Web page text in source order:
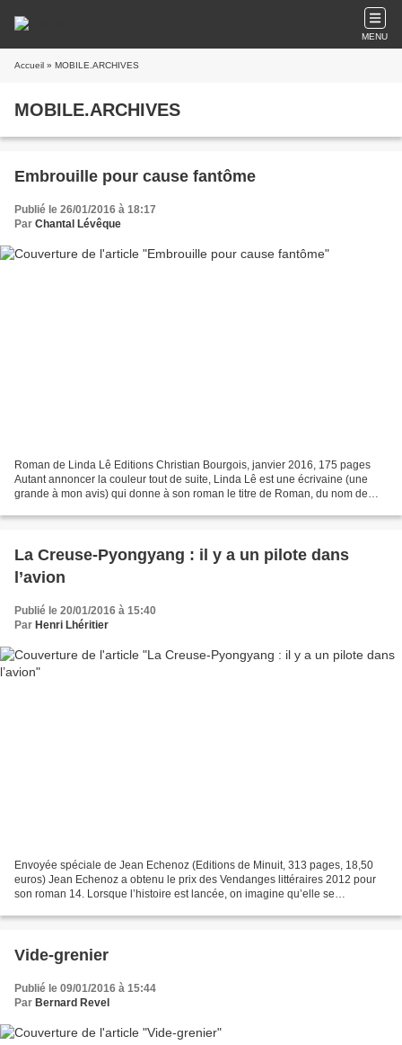
MENU
Accueil » MOBILE.ARCHIVES
MOBILE.ARCHIVES
Embrouille pour cause fantôme
Publié le 26/01/2016 à 18:17
Par Chantal Lévêque
Roman de Linda Lê Editions Christian Bourgois, janvier 2016, 175 pages
Autant annoncer la couleur tout de suite, Linda Lê est une écrivaine (une
grande à mon avis) qui donne à son roman le titre de Roman, du nom de
La Creuse-Pyongyang : il y a un pilote dans
l’avion
Publié le 20/01/2016 à 15:40
Par Henri Lhéritier
Envoyée spéciale de Jean Echenoz (Editions de Minuit, 313 pages, 18,50
euros) Jean Echenoz a obtenu le prix des Vendanges littéraires 2012 pour
son roman 14. Lorsque l’histoire est lancée, on imagine qu’elle se
Vide-grenier
Publié le 09/01/2016 à 15:44
Par Bernard Revel